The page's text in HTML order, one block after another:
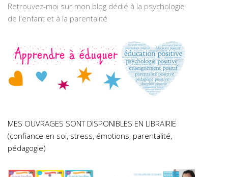
Retrouvez-moi sur mon blog dédié à la psychologie
de l'enfant et à la parentalité
MES OUVRAGES SONT DISPONIBLES EN LIBRAIRIE
(confiance en soi, stress, émotions, parentalité,
pédagogie)